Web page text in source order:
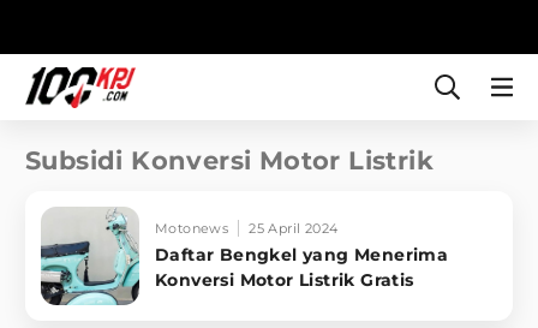
Subsidi Konversi Motor Listrik
Motonews 25 April 2024
Daftar Bengkel yang Menerima
Konversi Motor Listrik Gratis